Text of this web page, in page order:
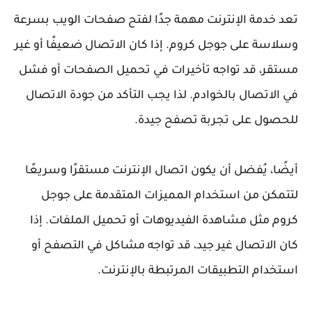
تعد خدمة الإنترنت مهمة جدًا لفتح صفحات الويب بسرعة
وسلاسة على جوجل كروم. إذا كان الاتصال ضعيفًا أو غير
مستقر، قد تواجه تأخيرات في تحميل الصفحات أو فشل
في الاتصال بالخوادم. لذا يجب التأكد من جودة الاتصال
للحصول على تجربة تصفح جيدة.
أيضًا، يُفضل أن يكون اتصال الإنترنت مستقرًا وسريعًا
لتتمكن من استخدام المميزات المتقدمة على جوجل
كروم مثل مشاهدة الفيديوهات أو تحميل الملفات. إذا
كان الاتصال غير جيد، قد تواجه مشاكل في التصفح أو
استخدام التطبيقات المرتبطة بالإنترنت.